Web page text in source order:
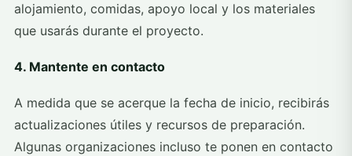
alojamiento, comidas, apoyo local y los materiales
que usarás durante el proyecto.
4. Mantente en contacto
A medida que se acerque la fecha de inicio, recibirás
actualizaciones útiles y recursos de preparación.
Algunas organizaciones incluso te ponen en contacto